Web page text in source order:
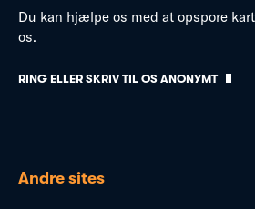
Du kan hjælpe os med at opspore
os.
RING ELLER SKRIV TIL OS ANONYMT
Andre sites